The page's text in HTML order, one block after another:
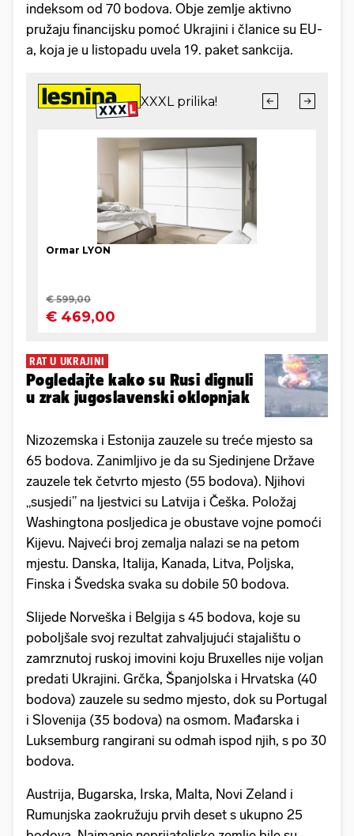
indeksom od 70 bodova. Obje zemlje aktivno
pružaju financijsku pomoć Ukrajini i članice su EU-
a, koja je u listopadu uvela 19. paket sankcija.
RAT U UKRAJINI
Pogledajte kako su Rusi dignuli
u zrak jugoslavenski oklopnjak
Nizozemska i Estonija zauzele su treće mjesto sa
65 bodova. Zanimljivo je da su Sjedinjene Države
zauzele tek četvrto mjesto (55 bodova). Njihovi
„susjedi” na ljestvici su Latvija i Češka. Položaj
Washingtona posljedica je obustave vojne pomoći
Kijevu. Najveći broj zemalja nalazi se na petom
mjestu. Danska, Italija, Kanada, Litva, Poljska,
Finska i Švedska svaka su dobile 50 bodova.
Slijede Norveška i Belgija s 45 bodova, koje su
poboljšale svoj rezultat zahvaljujući stajalištu o
zamrznutoj ruskoj imovini koju Bruxelles nije voljan
predati Ukrajini. Grčka, Španjolska i Hrvatska (40
bodova) zauzele su sedmo mjesto, dok su Portugal
i Slovenija (35 bodova) na osmom. Mađarska i
Luksemburg rangirani su odmah ispod njih, s po 30
bodova.
Austrija, Bugarska, Irska, Malta, Novi Zeland i
Rumunjska zaokružuju prvih deset s ukupno 25